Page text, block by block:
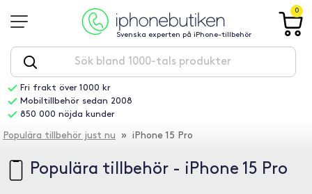
Svenska experten på iPhone-tillbehör
0
Fri frakt över 1000 kr
Mobiltillbehör sedan 2008
850 000 nöjda kunder
Populära tillbehör just nu » iPhone 15 Pro
Populära tillbehör - iPhone 15 Pro